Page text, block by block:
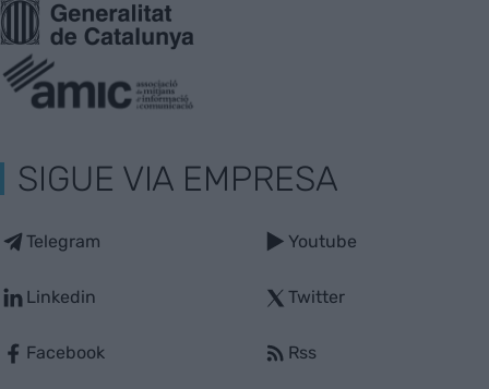
SIGUE VIA EMPRESA
Telegram
Linkedin
Facebook
Youtube
Twitter
Rss